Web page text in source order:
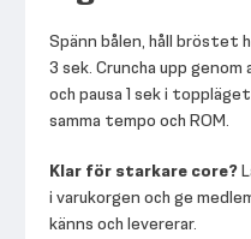
Spänn bålen, håll bröstet
3 sek. Cruncha upp
och pausa 1 sek i
samma tempo och ROM.
Klar för starkare core?
i varukorgen och ge
känns och levererar.